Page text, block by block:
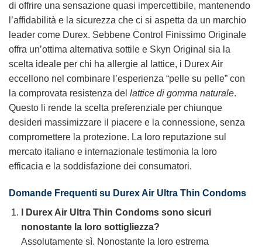
di offrire una sensazione quasi impercettibile, mantenendo
l’affidabilità e la sicurezza che ci si aspetta da un marchio
leader come Durex. Sebbene Control Finissimo Originale
offra un’ottima alternativa sottile e Skyn Original sia la
scelta ideale per chi ha allergie al lattice, i Durex Air
eccellono nel combinare l’esperienza “pelle su pelle” con
la comprovata resistenza del lattice di gomma naturale.
Questo li rende la scelta preferenziale per chiunque
desideri massimizzare il piacere e la connessione, senza
compromettere la protezione. La loro reputazione sul
mercato italiano e internazionale testimonia la loro
efficacia e la soddisfazione dei consumatori.
Domande Frequenti su Durex Air Ultra Thin Condoms
I Durex Air Ultra Thin Condoms sono sicuri
nonostante la loro sottigliezza?
Assolutamente sì. Nonostante la loro estrema